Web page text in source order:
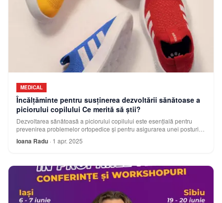
MEDICAL
Încălțăminte pentru susținerea dezvoltării sănătoase a
piciorului copilului Ce merită să știi?
Dezvoltarea sănătoasă a piciorului copilului este esențială pentru
prevenirea problemelor ortopedice și pentru asigurarea unei posturi
Ioana Radu · 1 apr. 2025